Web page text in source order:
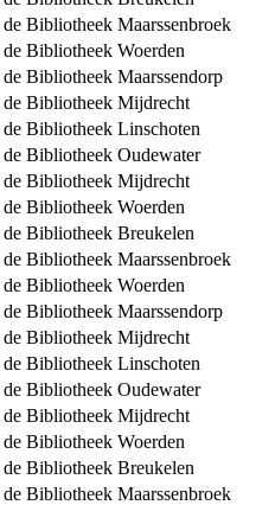
de Bibliotheek Maarssenbroek
de Bibliotheek Woerden
de Bibliotheek Maarssendorp
de Bibliotheek Mijdrecht
de Bibliotheek Linschoten
de Bibliotheek Oudewater
de Bibliotheek Mijdrecht
de Bibliotheek Woerden
de Bibliotheek Breukelen
de Bibliotheek Maarssenbroek
de Bibliotheek Woerden
de Bibliotheek Maarssendorp
de Bibliotheek Mijdrecht
de Bibliotheek Linschoten
de Bibliotheek Oudewater
de Bibliotheek Mijdrecht
de Bibliotheek Woerden
de Bibliotheek Breukelen
de Bibliotheek Maarssenbroek